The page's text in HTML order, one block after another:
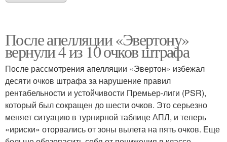
После апелляции «Эвертону»
вернули 4 из 10 очков штрафа
После рассмотрения апелляции «Эвертон» избежал
десяти очков штрафа за нарушение правил
рентабельности и устойчивости Премьер-лиги (PSR),
который был сокращен до шести очков. Это серьезно
меняет ситуацию в турнирной таблице АПЛ, и теперь
«ириски» оторвались от зоны вылета на пять очков. Еще